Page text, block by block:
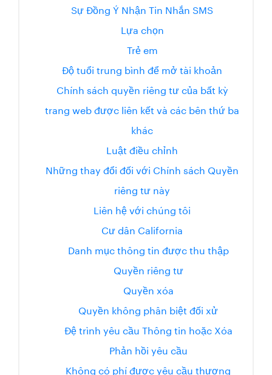
Sự Đồng Ý Nhận Tin Nhắn SMS
Lựa chọn
Trẻ em
Độ tuổi trung bình để mở tài khoản
Chính sách quyền riêng tư của bất kỳ
trang web được liên kết và các bên thứ ba
khác
Luật điều chỉnh
Những thay đổi đối với Chính sách Quyền
riêng tư này
Liên hệ với chúng tôi
Cư dân California
Danh mục thông tin được thu thập
Quyền riêng tư
Quyền xóa
Quyền không phân biệt đối xử
Đệ trình yêu cầu Thông tin hoặc Xóa
Phản hồi yêu cầu
Không có phí được yêu cầu thương